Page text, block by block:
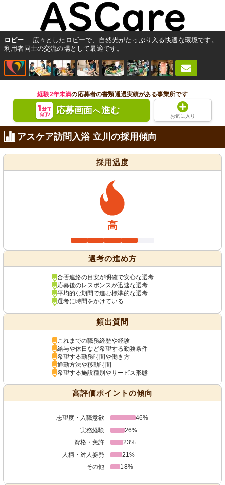
ロビー
広々としたロビーで、自然光がたっぷり入る快適な環境です。
利用者同士の交流の場として最適です。
経験2年未満の応募者の書類通過実績がある事業所です
応募画面へ進む
お気に入り
アスケア訪問入浴 立川の採用傾向
採用温度
高
選考の進め方
合否連絡の目安が明確で安心な選考
応募後のレスポンスが迅速な選考
平均的な期間で進む標準的な選考
選考に時間をかけている
頻出質問
これまでの職務経歴や経験
給与や休日など希望する勤務条件
希望する勤務時間や働き方
通勤方法や移動時間
希望する施設種別やサービス形態
高評価ポイントの傾向
志望度・入職意欲
46%
実務経験
26%
資格・免許
23%
人柄・対人姿勢
21%
その他
18%